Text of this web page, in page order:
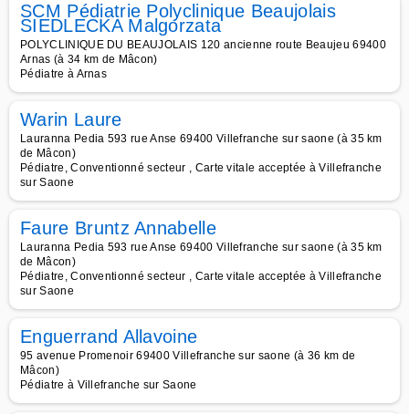
SCM Pédiatrie Polyclinique Beaujolais
SIEDLECKA Malgorzata
POLYCLINIQUE DU BEAUJOLAIS 120 ancienne route Beaujeu 69400
Arnas (à 34 km de Mâcon)
Pédiatre à Arnas
Warin Laure
Lauranna Pedia 593 rue Anse 69400 Villefranche sur saone (à 35 km
de Mâcon)
Pédiatre, Conventionné secteur , Carte vitale acceptée à Villefranche
sur Saone
Faure Bruntz Annabelle
Lauranna Pedia 593 rue Anse 69400 Villefranche sur saone (à 35 km
de Mâcon)
Pédiatre, Conventionné secteur , Carte vitale acceptée à Villefranche
sur Saone
Enguerrand Allavoine
95 avenue Promenoir 69400 Villefranche sur saone (à 36 km de
Mâcon)
Pédiatre à Villefranche sur Saone